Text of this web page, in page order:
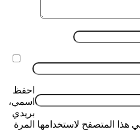
احفظ
اسمي،
بريدي
هذا المتصفح لاستخدامها المرة